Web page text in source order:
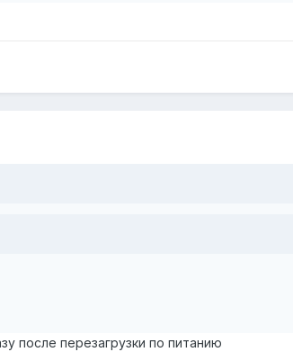
после перезагрузки по питанию